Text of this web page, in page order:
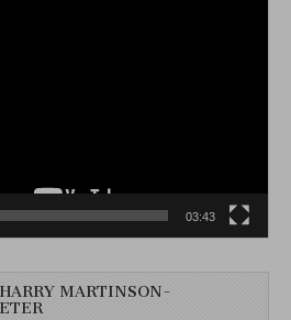
03:43
MARTINSON-